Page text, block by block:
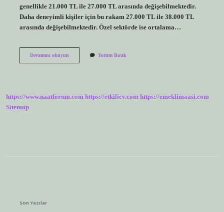
genellikle 21.000 TL ile 27.000 TL arasında değişebilmektedir.
Daha deneyimli kişiler için bu rakam 27.000 TL ile 38.000 TL
arasında değişebilmektedir. Özel sektörde ise ortalama…
Devamını okuyunAnestezi
Yorum Bırak
https://www.naatforum.com https://etkilicv.com https://emeklimaasi.com
Sitemap
Son Yazılar